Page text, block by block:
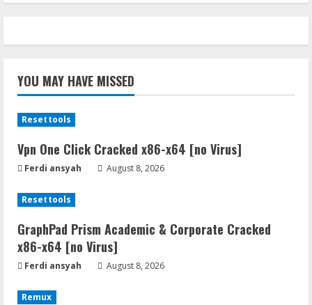
YOU MAY HAVE MISSED
Resettools
Vpn One Click Cracked x86-x64 [no Virus]
Ferdi ansyah August 8, 2026
Resettools
GraphPad Prism Academic & Corporate Cracked
x86-x64 [no Virus]
Ferdi ansyah August 8, 2026
Remux